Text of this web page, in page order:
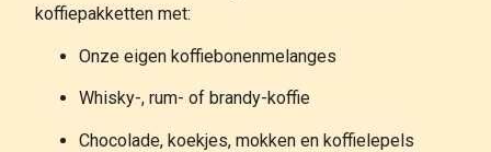
koffiepakketten met:
Onze eigen koffiebonenmelanges
Whisky-, rum- of brandy-koffie
Chocolade, koekjes, mokken en koffielepels